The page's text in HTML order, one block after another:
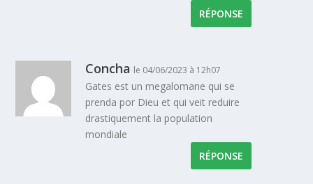
RÉPONSE
Concha le 04/06/2023 à 12h07
Gates est un megalomane qui se
prenda por Dieu et qui veit reduire
drastiquement la population
mondiale
RÉPONSE